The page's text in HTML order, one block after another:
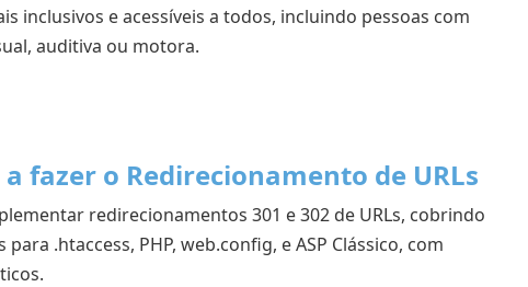
inclusivos e acessíveis a todos, incluindo pessoas com
auditiva ou motora.
fazer o Redirecionamento de URLs
redirecionamentos 301 e 302 de URLs, cobrindo
.htaccess, PHP, web.config, e ASP Clássico, com